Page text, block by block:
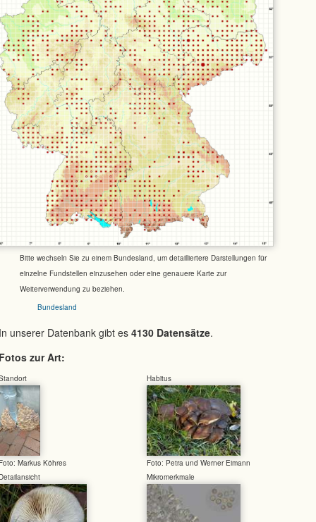
Bitte wechseln Sie zu einem Bundesland, um detailliertere Darstellungen für
einzelne Fundstellen einzusehen oder eine genauere Karte zur
Weiterverwendung zu beziehen.
Bundesland
unserer Datenbank gibt es 4130 Datensätze.
zur Art:
Markus Köhres
Habitus
Foto: Petra und Werner Eimann
Mikromerkmale